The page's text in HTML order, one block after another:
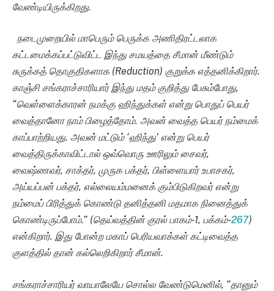
வேண்டியிருக்கிறது.
நடைமுறையில் மாபெரும் பெருக்க அணிதிரட்டலாக
கட்டமைக்கப்பட்டுவிட்ட இந்து சமயத்தை சீமான் மீண்டும்
சுருக்கத் தொகுதிகளாக (Reduction) குறுக்க எத்தனிக்கிறார்.
காஞ்சி சங்கராச்சாரியார் இந்து மதம் குறித்து பேசும்போது,
“வெள்ளைக்காரன் நமக்கு ஹிந்துக்கள் என்று பொதுப் பெயர்
வைத்தானோ நாம் பிழைத்தோம். அவன் வைத்த பெயர் நம்மைக்
காப்பாற்றியது. அவன் மட்டும் ‘ஹிந்து’ என்று பெயர்
வைத்திருக்காவிட்டால் ஒவ்வொரு ஊரிலும் சைவர்,
வைஷ்ணவர், சாக்தர், முருக பக்தர், பிள்ளையார் உபாசகர்,
அய்யப்பன் பக்தர், எல்லையம்மனைக் கும்பிடுகிறவர் என்று
நம்மைப் பிரித்துக் கொண்டு தனித்தனி மதமாக நினைத்துக்
கொண்டிருப்போம்.” (தெய்வத்தின் குரல் பாகம்-1, பக்கம்-267)
என்கிறார். இது போன்ற மகாப் பெரியவாக்கள் கட்டிவைத்த
குளத்தில் தான் கல்லெறிகிறார் சீமான்.
சங்கராச்சாரியர் வாயாலேயே சொல்ல வேண்டுமெனில், “தானும்